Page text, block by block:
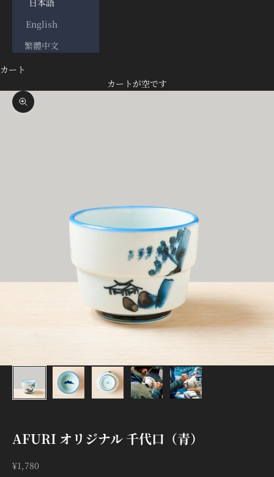
日本語
English
繁體中文
カート
カートが空です
ズームイン
AFURI オリジナル 千代口（青）
セール価格
¥1,780